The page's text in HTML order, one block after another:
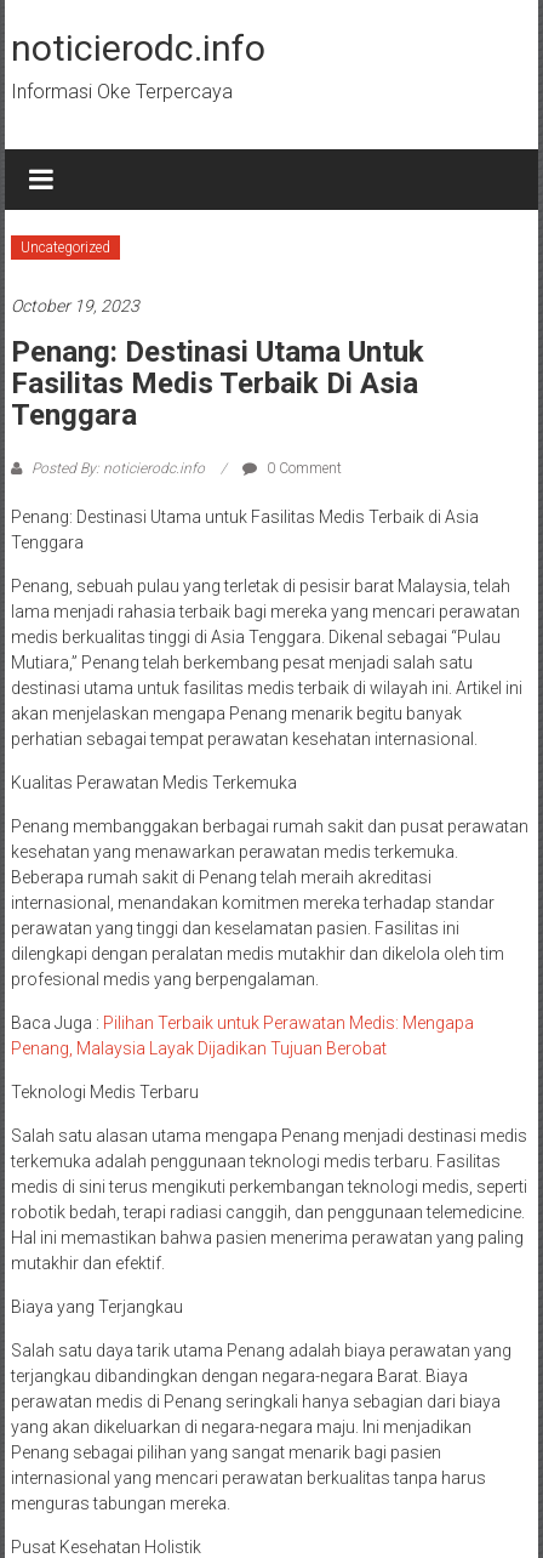
content
noticierodc.info
Informasi Oke Terpercaya
Uncategorized
October 19, 2023
Penang: Destinasi Utama Untuk
Fasilitas Medis Terbaik Di Asia
Tenggara
Posted By: noticierodc.info 0 Comment
Penang: Destinasi Utama untuk Fasilitas Medis Terbaik di Asia
Tenggara
Penang, sebuah pulau yang terletak di pesisir barat Malaysia, telah
lama menjadi rahasia terbaik bagi mereka yang mencari perawatan
medis berkualitas tinggi di Asia Tenggara. Dikenal sebagai “Pulau
Mutiara,” Penang telah berkembang pesat menjadi salah satu
destinasi utama untuk fasilitas medis terbaik di wilayah ini. Artikel ini
akan menjelaskan mengapa Penang menarik begitu banyak
perhatian sebagai tempat perawatan kesehatan internasional.
Kualitas Perawatan Medis Terkemuka
Penang membanggakan berbagai rumah sakit dan pusat perawatan
kesehatan yang menawarkan perawatan medis terkemuka.
Beberapa rumah sakit di Penang telah meraih akreditasi
internasional, menandakan komitmen mereka terhadap standar
perawatan yang tinggi dan keselamatan pasien. Fasilitas ini
dilengkapi dengan peralatan medis mutakhir dan dikelola oleh tim
profesional medis yang berpengalaman.
Baca Juga : Pilihan Terbaik untuk Perawatan Medis: Mengapa
Penang, Malaysia Layak Dijadikan Tujuan Berobat
Teknologi Medis Terbaru
Salah satu alasan utama mengapa Penang menjadi destinasi medis
terkemuka adalah penggunaan teknologi medis terbaru. Fasilitas
medis di sini terus mengikuti perkembangan teknologi medis, seperti
robotik bedah, terapi radiasi canggih, dan penggunaan telemedicine.
Hal ini memastikan bahwa pasien menerima perawatan yang paling
mutakhir dan efektif.
Biaya yang Terjangkau
Salah satu daya tarik utama Penang adalah biaya perawatan yang
terjangkau dibandingkan dengan negara-negara Barat. Biaya
perawatan medis di Penang seringkali hanya sebagian dari biaya
yang akan dikeluarkan di negara-negara maju. Ini menjadikan
Penang sebagai pilihan yang sangat menarik bagi pasien
internasional yang mencari perawatan berkualitas tanpa harus
menguras tabungan mereka.
Pusat Kesehatan Holistik